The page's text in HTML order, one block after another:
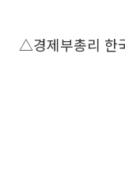
△경제부총리 한